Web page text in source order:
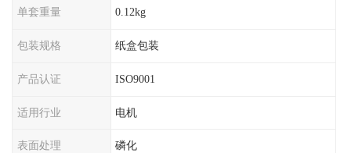
单套重量 0.12kg
包装规格 纸盒包装
产品认证 ISO9001
适用行业 电机
表面处理 磷化